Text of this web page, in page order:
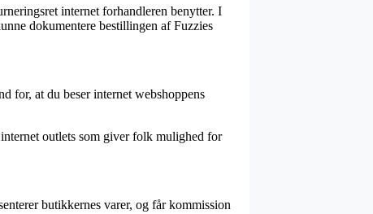
internet forhandleren benytter. I
dokumentere bestillingen af Fuzzies
for, at du beser internet webshoppens
outlets som giver folk mulighed for
butikkernes varer, og får kommission